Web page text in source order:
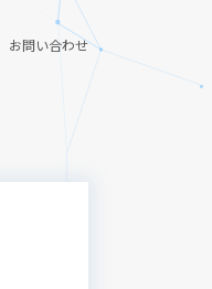
お問い合わせ